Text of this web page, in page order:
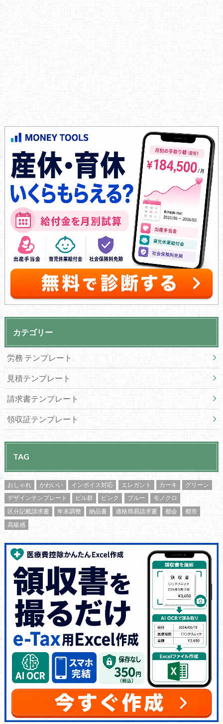
カテゴリー
労務 テンプレート
見積テンプレート
請求書テンプレート
領収証テンプレート
TAG
おしゃれ かわいい インボイス対応 エレガント カーキ
グリーン
デザインテンプレート
ビル群 ピンク ブルー
モノクロ
区分記載請求書
年末調整 納品書 適格簡易請求書 都会
都市
高級感